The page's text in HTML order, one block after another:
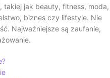
jak beauty, fitness, moda,
biznes czy lifestyle. Nie
Najważniejsze są zaufanie,